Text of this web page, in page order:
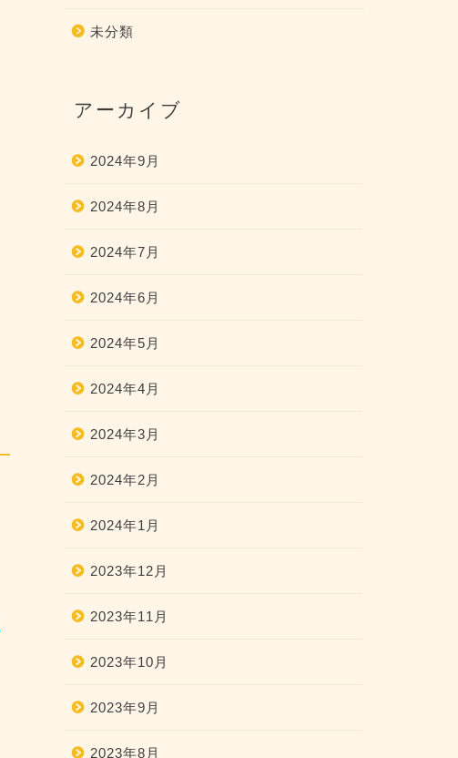
未分類
アーカイブ
2024年9月
2024年8月
2024年7月
2024年6月
2024年5月
2024年4月
2024年3月
2024年2月
2024年1月
2023年12月
2023年11月
2023年10月
2023年9月
2023年8月